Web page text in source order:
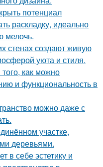
потенциал
раскладку, идеально
мелочь.
стенах создают живую
уюта и стиля.
как можно
и функциональность в
можно даже с
участке,
деревьями.
в себе эстетику и